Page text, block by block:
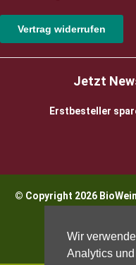
Wir
Analytics
Vertrag widerrufen
Jetzt
Erstbesteller
© Copyright 2026